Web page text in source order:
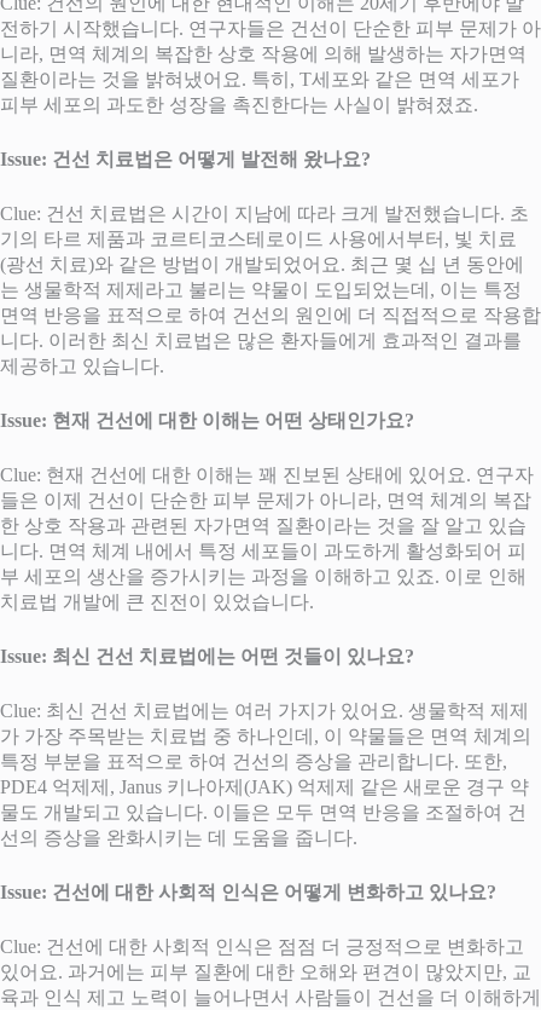
전하기 시작했습니다. 연구자들은 건선이 단순한 피부 문제가 아
니라, 면역 체계의 복잡한 상호 작용에 의해 발생하는 자가면역
질환이라는 것을 밝혀냈어요. 특히, T세포와 같은 면역 세포가
피부 세포의 과도한 성장을 촉진한다는 사실이 밝혀졌죠.
Issue: 건선 치료법은 어떻게 발전해 왔나요?
Clue: 건선 치료법은 시간이 지남에 따라 크게 발전했습니다. 초
기의 타르 제품과 코르티코스테로이드 사용에서부터, 빛 치료
(광선 치료)와 같은 방법이 개발되었어요. 최근 몇 십 년 동안에
는 생물학적 제제라고 불리는 약물이 도입되었는데, 이는 특정
면역 반응을 표적으로 하여 건선의 원인에 더 직접적으로 작용합
니다. 이러한 최신 치료법은 많은 환자들에게 효과적인 결과를
제공하고 있습니다.
Issue: 현재 건선에 대한 이해는 어떤 상태인가요?
Clue: 현재 건선에 대한 이해는 꽤 진보된 상태에 있어요. 연구자
들은 이제 건선이 단순한 피부 문제가 아니라, 면역 체계의 복잡
한 상호 작용과 관련된 자가면역 질환이라는 것을 잘 알고 있습
니다. 면역 체계 내에서 특정 세포들이 과도하게 활성화되어 피
부 세포의 생산을 증가시키는 과정을 이해하고 있죠. 이로 인해
치료법 개발에 큰 진전이 있었습니다.
Issue: 최신 건선 치료법에는 어떤 것들이 있나요?
Clue: 최신 건선 치료법에는 여러 가지가 있어요. 생물학적 제제
가 가장 주목받는 치료법 중 하나인데, 이 약물들은 면역 체계의
특정 부분을 표적으로 하여 건선의 증상을 관리합니다. 또한,
PDE4 억제제, Janus 키나아제(JAK) 억제제 같은 새로운 경구 약
물도 개발되고 있습니다. 이들은 모두 면역 반응을 조절하여 건
선의 증상을 완화시키는 데 도움을 줍니다.
Issue: 건선에 대한 사회적 인식은 어떻게 변화하고 있나요?
Clue: 건선에 대한 사회적 인식은 점점 더 긍정적으로 변화하고
있어요. 과거에는 피부 질환에 대한 오해와 편견이 많았지만, 교
육과 인식 제고 노력이 늘어나면서 사람들이 건선을 더 이해하게